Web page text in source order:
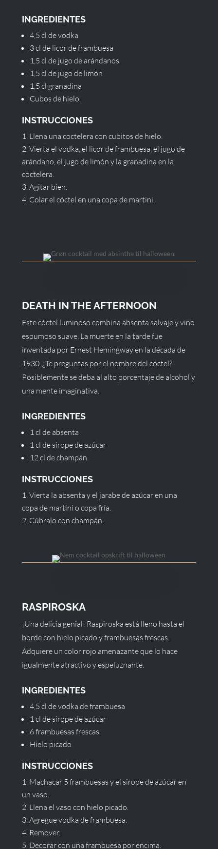
INGREDIENTES
4,5 cl de vodka
3 cl de licor de frambuesa
1,5 cl de jugo de arándanos
1,5 cl de jugo de limón
1,5 cl granadina
Cubos de hielo
INSTRUCCIONES
Llena una coctelera con cubitos de hielo.
Vierta el vodka, el licor de frambuesa, el jugo de
arándano, el jugo de limón y la granadina en la
coctelera.
Agitar bien.
Colar el cóctel en una copa de martini.
DEATH IN THE AFTERNOON
Este cóctel luminoso combina absenta salvaje y vino
espumoso suave. La muerte en la tarde fue
inventada por Ernest Hemingway en la década de
1930. ¿Te preguntas por el nombre del cóctel?
Posiblemente se deba al alto porcentaje de alcohol y
una mente imaginativa.
INGREDIENTES
1 cl de absenta
1 cl de sirope de azúcar
12 cl de champán
INSTRUCCIONES
Vierta la absenta y el jarabe de azúcar en una
copa de martini o copa fría.
Cúbralo con champán.
RASPIROSKA
¡Una delicia genial! Raspiroska está lleno hasta el
borde con hielo picado y frambuesas frescas.
Adquiere un color rojo amenazante que lo hace
igualmente atractivo y espeluznante.
INGREDIENTES
4,5 cl de vodka de frambuesa
1 cl de sirope de azúcar
6 frambuesas frescas
Hielo picado
INSTRUCCIONES
Machacar 5 frambuesas y el sirope de azúcar en
un vaso.
Llena el vaso con hielo picado.
Agregue vodka de frambuesa.
Remover.
Decorar con una frambuesa por encima.